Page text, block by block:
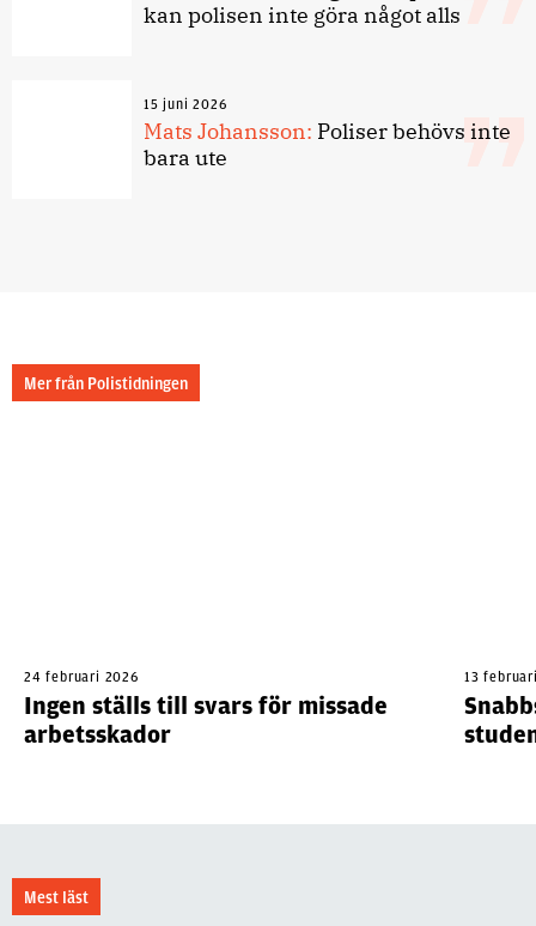
kan polisen inte göra något alls
15 juni 2026
Mats Johansson: Poliser behövs inte
bara ute
Mer från Polistidningen
24 februari 2026
Ingen ställs till svars för missade
arbetsskador
13
Mest läst